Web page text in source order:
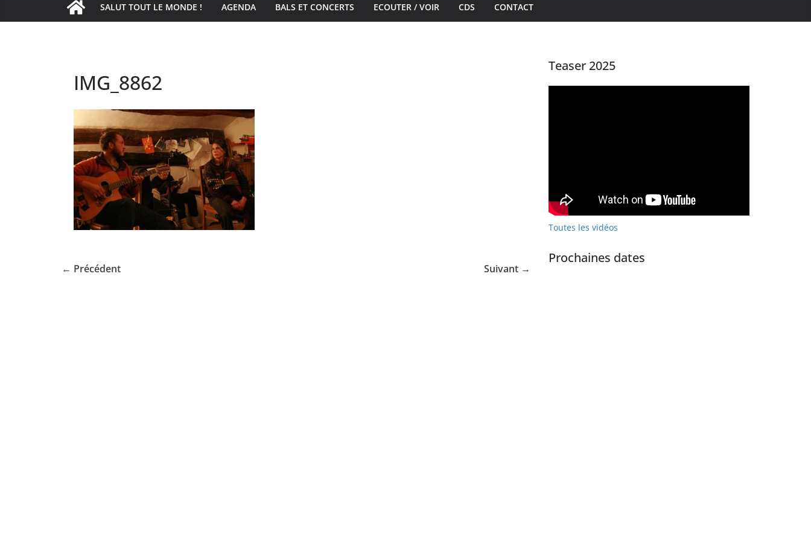
SALUT TOUT LE MONDE ! AGENDA BALS ET CONCERTS ECOUTER / VOIR CDS CONTACT
IMG_8862
← Précédent Suivant →
Teaser 2025
Toutes les vidéos
Prochaines dates